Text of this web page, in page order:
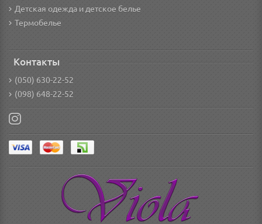
Детская одежда и детское белье
Термобелье
Контакты
(050) 630-22-52
(098) 648-22-52